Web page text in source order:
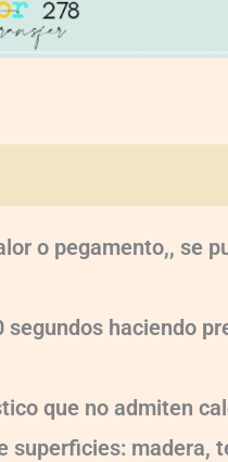
o pegamento,, se
segundos haciendo
que no admiten
superficies: madera,